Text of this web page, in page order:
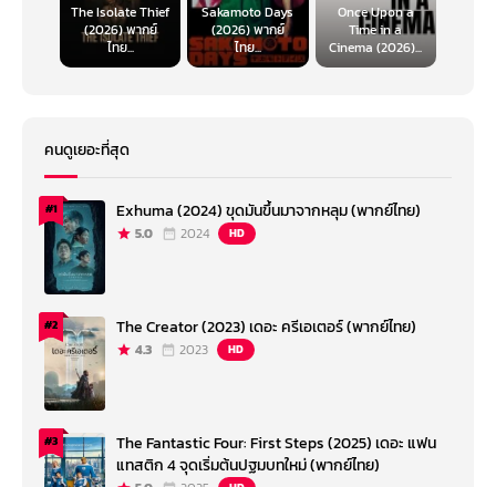
The Isolate Thief
(2026) พากย์
ไทย...
Sakamoto Days
(2026) พากย์
ไทย...
Once Upon a
Time in a
Cinema (2026)...
คนดูเยอะที่สุด
#1 Exhuma (2024) ขุดมันขึ้นมาจากหลุม (พากย์ไทย)
5.0 2024 HD
#2 The Creator (2023) เดอะ ครีเอเตอร์ (พากย์ไทย)
4.3 2023 HD
#3
The Fantastic Four: First Steps (2025) เดอะ แฟน
แทสติก 4 จุดเริ่มต้นปฐมบทใหม่ (พากย์ไทย)